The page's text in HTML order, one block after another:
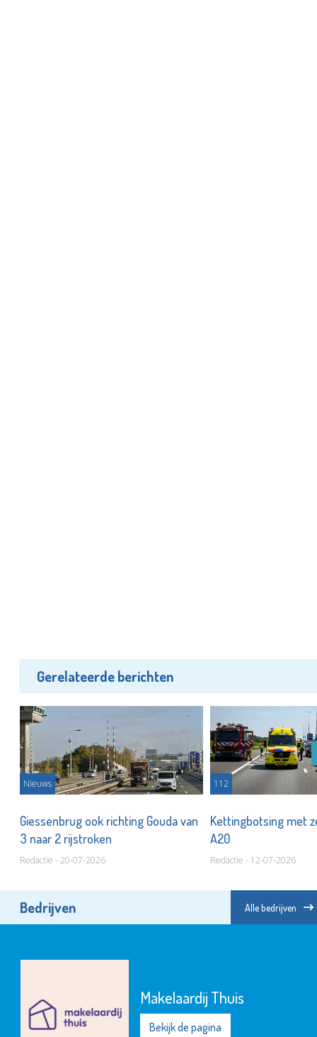
Gerelateerde berichten
Nieuws
Giessenbrug ook richting Gouda van
3 naar 2 rijstroken
Redactie - 20-07-2026
112
Kettingbotsing met
A20
Redactie - 12-07-2026
Bedrijven Alle bedrijven
Makelaardij Thuis
Bekijk de pagina